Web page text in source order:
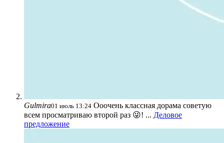
Gulmira01 июль 13:24 Ооочень классная дорама советую
всем просматриваю второй раз 😜! ... Деловое
предложение